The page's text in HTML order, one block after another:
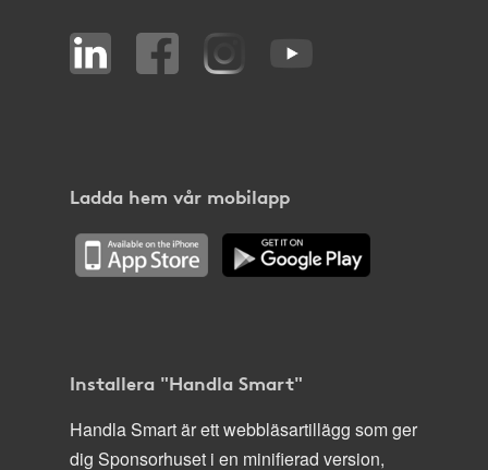
Ladda hem vår mobilapp
Installera "Handla Smart"
Handla Smart är ett webbläsartillägg som ger
dig Sponsorhuset i en minifierad version,